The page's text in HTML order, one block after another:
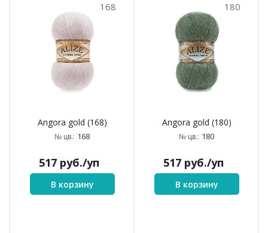
168
Angora gold (168)
№ цв.: 168
517 руб./уп
В корзину
180
Angora gold (180)
№ цв.: 180
517 руб./уп
В корзину